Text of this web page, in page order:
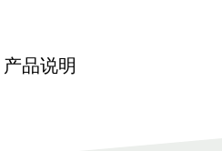
产品说明